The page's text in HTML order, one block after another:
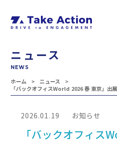
ニュース
NEWS
ホーム
ニュース
「バックオフィスWorld 2026 春 東京」出
2026.01.19 お知らせ
「バックオフィス